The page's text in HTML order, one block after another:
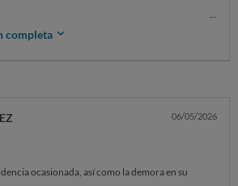
pedido: 20611419.
de la recepción, 30/04/2026 contacté con la
incidencias@farmavazquez.com para notificar el
respuesta tras varios intentos y varios días de
al coincidir con días festivos, lo que me impidió
completa
06/05/2026
ocasionada, así como la demora en su